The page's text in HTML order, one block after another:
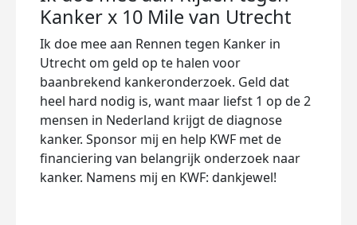
Kanker x 10 Mile van Utrecht
Ik doe mee aan Rennen tegen Kanker in
Utrecht om geld op te halen voor
baanbrekend kankeronderzoek. Geld dat
heel hard nodig is, want maar liefst 1 op de 2
mensen in Nederland krijgt de diagnose
kanker. Sponsor mij en help KWF met de
financiering van belangrijk onderzoek naar
kanker. Namens mij en KWF: dankjewel!